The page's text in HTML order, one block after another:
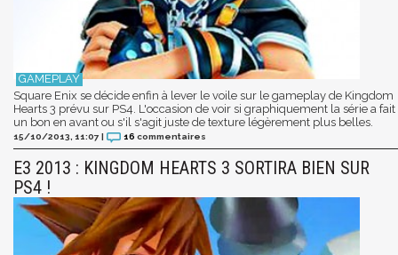
Square Enix se décide enfin à lever le voile sur le gameplay de Kingdom
Hearts 3 prévu sur PS4. L'occasion de voir si graphiquement la série a fait
un bon en avant ou s'il s'agit juste de texture légèrement plus belles.
15/10/2013, 11:07 | 16 commentaires
E3 2013 : KINGDOM HEARTS 3 SORTIRA BIEN SUR
PS4 !